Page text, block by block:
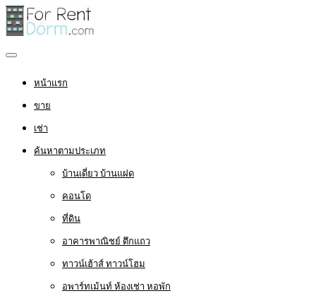
หน้าแรก
ขาย
เช่า
ค้นหาตามประเภท
บ้านเดี่ยว บ้านแฝด
คอนโด
ที่ดิน
อาคารพาณิชย์ ตึกแถว
ทาวน์เฮ้าส์ ทาวน์โฮม
อพาร์ทเม้นท์ ห้องเช่า หอพัก